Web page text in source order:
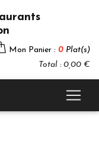
Mon Panier : 0 Plat(s)
Total : 0,00 €